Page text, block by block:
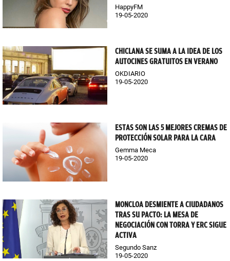
HappyFM
19-05-2020
CHICLANA SE SUMA A LA IDEA DE LOS
AUTOCINES GRATUITOS EN VERANO
OKDIARIO
19-05-2020
ESTAS SON LAS 5 MEJORES CREMAS DE
PROTECCIÓN SOLAR PARA LA CARA
Gemma Meca
19-05-2020
MONCLOA DESMIENTE A CIUDADANOS
TRAS SU PACTO: LA MESA DE
NEGOCIACIÓN CON TORRA Y ERC SIGUE
ACTIVA
Segundo Sanz
19-05-2020